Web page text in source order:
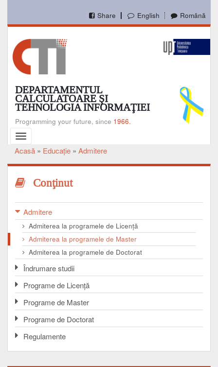
conţinutul
English Română
Share
DEPARTAMENTUL
CALCULATOARE ŞI
TEHNOLOGIA INFORMAŢIEI
Programming your future, since 1966.
Toggle
navigation
Breadcrumb
Acasă Educaţie Admitere
Conţinut
Admitere
Admiterea la programele de Licenţă
Admiterea la programele de Master
Admiterea la programele de Doctorat
Îndrumare studii
Programe de Licenţă
Programe de Master
Programe de Doctorat
Regulamente